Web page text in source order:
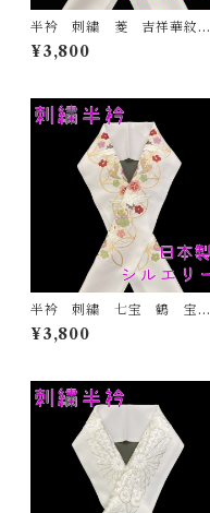
半衿 刺繍 菱 吉祥華紋
白地 シルエリー 新合繊
日本製 刺繍衿 和装小物
¥3,800
半衿 刺繍 七宝 鶴 宝尽
くし 白地 シルエリー 新
合繊 日本製 刺繍衿 和装
¥3,800